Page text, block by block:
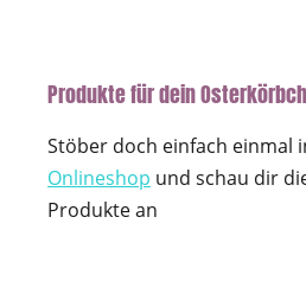
Produkte für dein
Stöber doch einfach einmal
Onlineshop und schau dir
Produkte an